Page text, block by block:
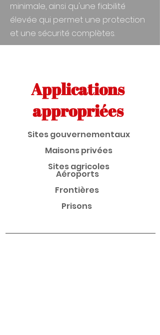
minimale, ainsi qu'une fiabilité
élevée qui permet une protection
et une sécurité complètes.
Applications
appropriées
Sites gouvernementaux
Maisons privées
Sites agricoles
Aéroports
Frontières
Prisons